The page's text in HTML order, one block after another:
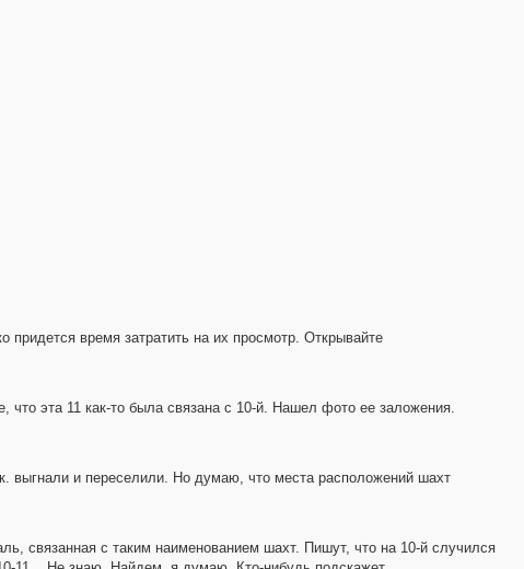
время затратить на их просмотр. Открывайте
эта 11 как-то была связана с 10-й. Нашел фото ее заложения.
выгнали и переселили. Но думаю, что места расположений шахт
связанная с таким наименованием шахт. Пишут, что на 10-й случился